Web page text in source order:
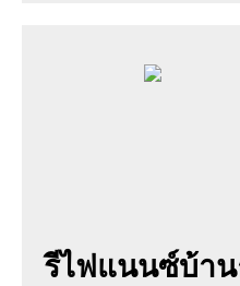
รีไฟแนนซ์บ้า